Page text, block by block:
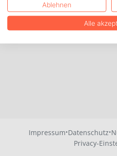
Impressum·Datenschutz·
Privacy-
Ablehnen
Alle